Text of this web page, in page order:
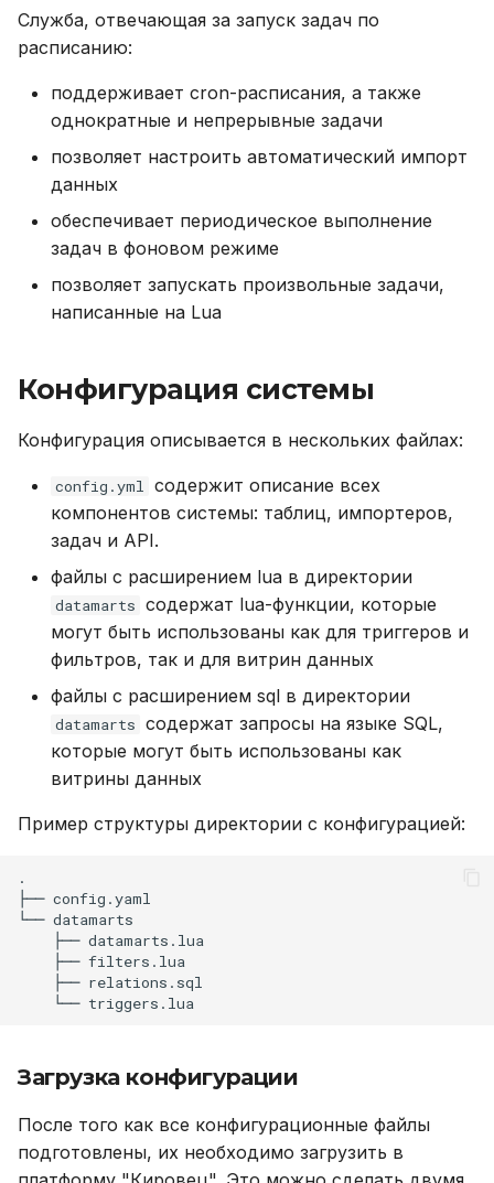
Развертывание
платформы (deploy)
Предварительные
требования
Первоначальное
развертывание
кластера БД Picodata
или версии БД
Мониторинг платформы
Приложение №1.
Настройка OGG для
взаимодействия с
платформой "Кировец"
Настройка
Проверка
Устранение неполадок
авторизации в
"Кировце" через SSO
Создание реалма
инсталляцией
Создание пользователя
Служба, отвечающая за запуск задач по
расписанию:
поддерживает cron-расписания, а также
однократные и непрерывные задачи
позволяет настроить автоматический импорт
данных
обеспечивает периодическое выполнение
задач в фоновом режиме
позволяет запускать произвольные задачи,
написанные на Lua
Конфигурация системы
Конфигурация описывается в нескольких файлах:
config.yml содержит описание всех
компонентов системы: таблиц, импортеров,
задач и API.
файлы с расширением lua в директории
datamarts содержат lua-функции, которые
могут быть использованы как для триггеров и
фильтров, так и для витрин данных
файлы с расширением sql в директории
datamarts содержат запросы на языке SQL,
которые могут быть использованы как
витрины данных
Пример структуры директории с конфигурацией:
.
├── config.yaml
└──
├──
├──
├──
└──
Загрузка конфигурации
После того как все конфигурационные файлы
подготовлены, их необходимо загрузить в